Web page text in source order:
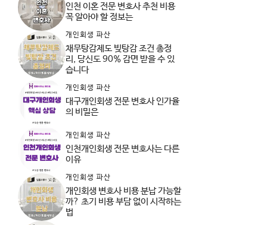
인천 이혼 전문 변호사 추천 비용
꼭 알아야 할 정보는
개인회생 파산
채무탕감제도 빚탕감 조건 총정
리, 당신도 90% 감면 받을 수 있
습니다
개인회생 파산
대구개인회생 전문 변호사 인가율
의 비밀은
개인회생 파산
인천개인회생 전문 변호사는 다른
이유
개인회생 파산
개인회생 변호사 비용 분납 가능할
까? 초기 비용 부담 없이 시작하는
법